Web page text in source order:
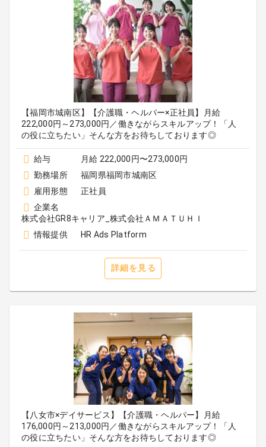
【福岡市城南区】【介護職・ヘルパー×正社員】月給
222,000円～273,000円／働きながらスキルアップ！「人
の役に立ちたい」そんな方をお待ちしております◎
給与
月給 222,000円〜273,000円
勤務場所
福岡県福岡市城南区
雇用形態
正社員
企業名
株式会社GR8キャリア_株式会社ＡＭＡＴＵＨＩ
情報提供
HR Ads Platform
詳細を見る
【八女市×デイサービス】【介護職・ヘルパー】月給
176,000円～213,000円／働きながらスキルアップ！「人
の役に立ちたい」そんな方をお待ちしております◎